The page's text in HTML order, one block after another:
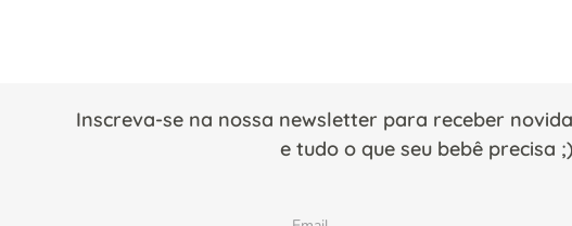
Inscreva-se na nossa newsletter para receber
e tudo o que seu bebê precisa ;)